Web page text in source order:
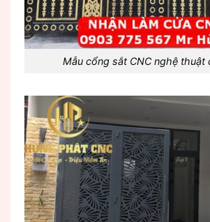
Mẫu cổng sắt CNC nghệ thuật